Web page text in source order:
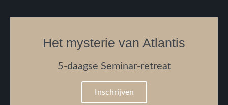
Het mysterie van Atlantis
5-daagse Seminar-retreat
Inschrijven